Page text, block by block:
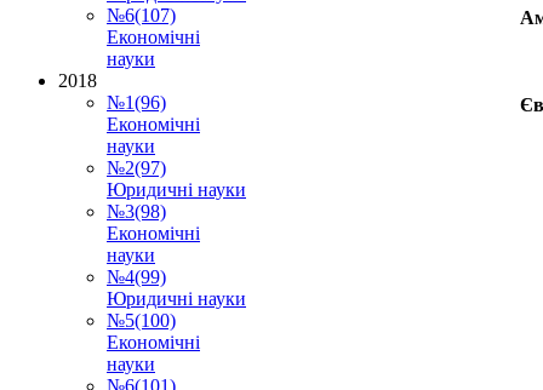
№6(107)
Економічні
науки
2018
№1(96)
Економічні
науки
№2(97)
Юридичні науки
№3(98)
Економічні
науки
№4(99)
Юридичні науки
№5(100)
Економічні
науки